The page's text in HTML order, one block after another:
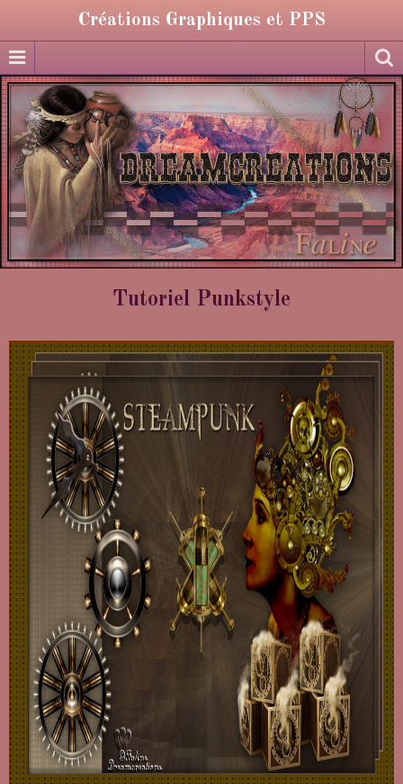
Créations Graphiques et PPS
Tutoriel Punkstyle